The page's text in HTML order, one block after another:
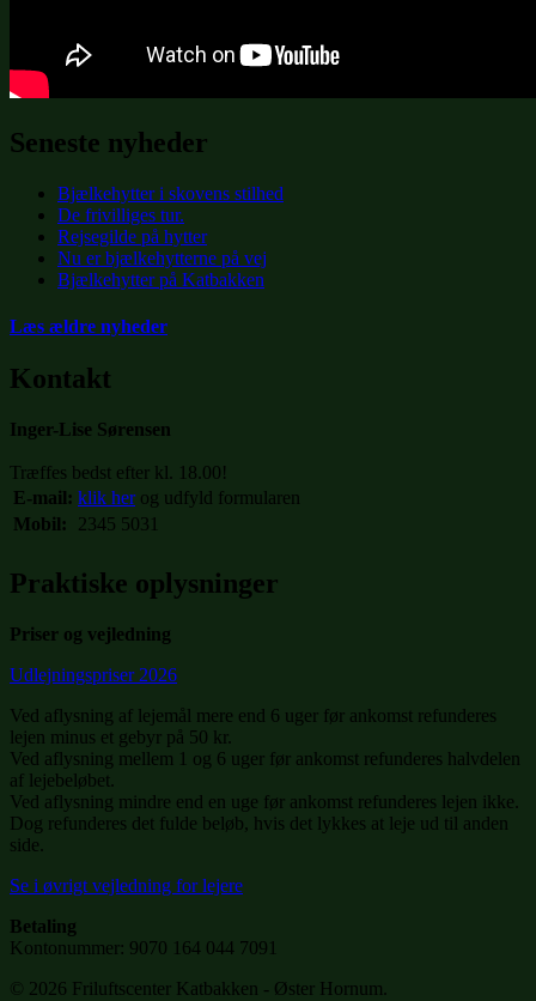
Seneste nyheder
Bjælkehytter i skovens stilhed
De frivilliges tur.
Rejsegilde på hytter
Nu er bjælkehytterne på vej
Bjælkehytter på Katbakken
Læs ældre nyheder
Kontakt
Inger-Lise Sørensen
Træffes bedst efter kl. 18.00!
E-mail: klik herog udfyld formularen
Mobil:
2345 5031
Praktiske oplysninger
Priser og vejledning
Udlejningspriser 2026
Ved aflysning af lejemål mere end 6 uger før ankomst refunderes
lejen minus et gebyr på 50 kr.
Ved aflysning mellem 1 og 6 uger før ankomst refunderes halvdelen
af lejebeløbet.
Ved aflysning mindre end en uge før ankomst refunderes lejen ikke.
Dog refunderes det fulde beløb, hvis det lykkes at leje ud til anden
side.
Se i øvrigt vejledning for lejere
Betaling
Kontonummer: 9070 164 044 7091
© 2026 Friluftscenter Katbakken - Øster Hornum.